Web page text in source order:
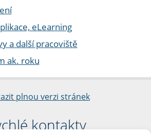
eLearning
a další pracoviště
ak. roku
plnou verzi stránek
kontakty